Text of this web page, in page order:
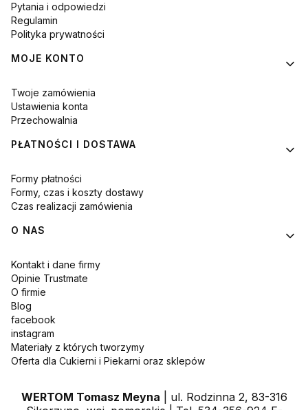
Pytania i odpowiedzi
Regulamin
Polityka prywatności
MOJE KONTO
Twoje zamówienia
Ustawienia konta
Przechowalnia
PŁATNOŚCI I DOSTAWA
Formy płatności
Formy, czas i koszty dostawy
Czas realizacji zamówienia
O NAS
Kontakt i dane firmy
Opinie Trustmate
O firmie
Blog
facebook
instagram
Materiały z których tworzymy
Oferta dla Cukierni i Piekarni oraz sklepów
WERTOM Tomasz Meyna | ul. Rodzinna 2, 83-316